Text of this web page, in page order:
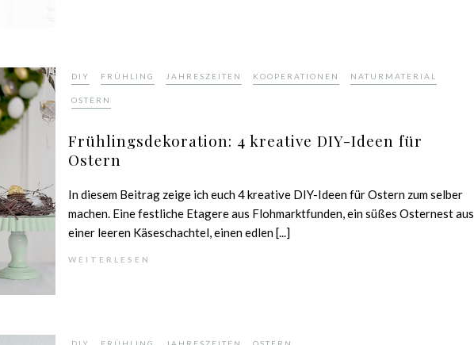
DIY FRÜHLING JAHRESZEITEN KOOPERATIONEN NATURMATERIAL
OSTERN
Frühlingsdekoration: 4 kreative DIY-Ideen für
Ostern
In diesem Beitrag zeige ich euch 4 kreative DIY-Ideen für Ostern zum selber
machen. Eine festliche Etagere aus Flohmarktfunden, ein süßes Osternest aus
einer leeren Käseschachtel, einen edlen [...]
WEITERLESEN